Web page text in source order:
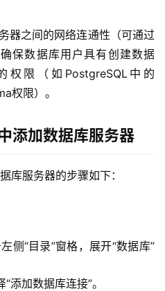
器之间的网络连通性（可通过
保数据库用户具有创建数据
限（如PostgreSQL中的
权限）。
添加数据库服务器
库服务器的步骤如下：
侧“目录”窗格，展开“数据库”
添加数据库连接”。